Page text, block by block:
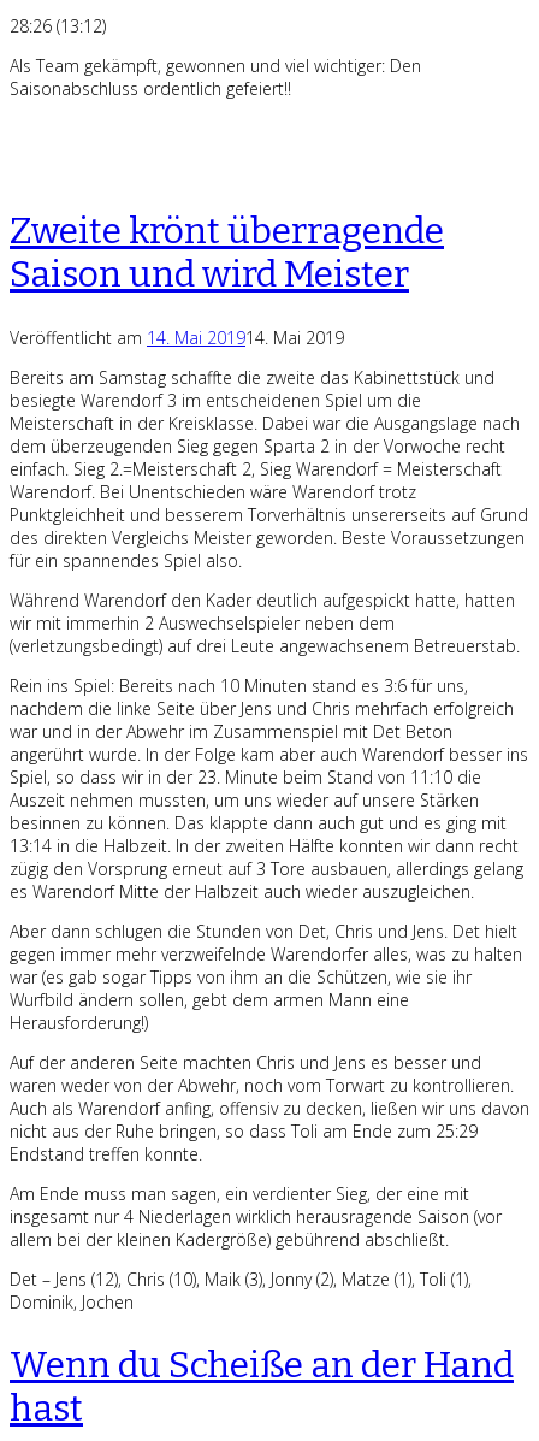
28:26 (13:12)
Als Team gekämpft, gewonnen und viel wichtiger: Den
Saisonabschluss ordentlich gefeiert!!
Zweite krönt überragende
Saison und wird Meister
Veröffentlicht am 14. Mai 201914. Mai 2019
Bereits am Samstag schaffte die zweite das Kabinettstück und
besiegte Warendorf 3 im entscheidenen Spiel um die
Meisterschaft in der Kreisklasse. Dabei war die Ausgangslage nach
dem überzeugenden Sieg gegen Sparta 2 in der Vorwoche recht
einfach. Sieg 2.=Meisterschaft 2, Sieg Warendorf = Meisterschaft
Warendorf. Bei Unentschieden wäre Warendorf trotz
Punktgleichheit und besserem Torverhältnis unsererseits auf Grund
des direkten Vergleichs Meister geworden. Beste Voraussetzungen
für ein spannendes Spiel also.
Während Warendorf den Kader deutlich aufgespickt hatte, hatten
wir mit immerhin 2 Auswechselspieler neben dem
(verletzungsbedingt) auf drei Leute angewachsenem Betreuerstab.
Rein ins Spiel: Bereits nach 10 Minuten stand es 3:6 für uns,
nachdem die linke Seite über Jens und Chris mehrfach erfolgreich
war und in der Abwehr im Zusammenspiel mit Det Beton
angerührt wurde. In der Folge kam aber auch Warendorf besser ins
Spiel, so dass wir in der 23. Minute beim Stand von 11:10 die
Auszeit nehmen mussten, um uns wieder auf unsere Stärken
besinnen zu können. Das klappte dann auch gut und es ging mit
13:14 in die Halbzeit. In der zweiten Hälfte konnten wir dann recht
zügig den Vorsprung erneut auf 3 Tore ausbauen, allerdings gelang
es Warendorf Mitte der Halbzeit auch wieder auszugleichen.
Aber dann schlugen die Stunden von Det, Chris und Jens. Det hielt
gegen immer mehr verzweifelnde Warendorfer alles, was zu halten
war (es gab sogar Tipps von ihm an die Schützen, wie sie ihr
Wurfbild ändern sollen, gebt dem armen Mann eine
Herausforderung!)
Auf der anderen Seite machten Chris und Jens es besser und
waren weder von der Abwehr, noch vom Torwart zu kontrollieren.
Auch als Warendorf anfing, offensiv zu decken, ließen wir uns davon
nicht aus der Ruhe bringen, so dass Toli am Ende zum 25:29
Endstand treffen konnte.
Am Ende muss man sagen, ein verdienter Sieg, der eine mit
insgesamt nur 4 Niederlagen wirklich herausragende Saison (vor
allem bei der kleinen Kadergröße) gebührend abschließt.
Det – Jens (12), Chris (10), Maik (3), Jonny (2), Matze (1), Toli (1),
Dominik, Jochen
Wenn du Scheiße an der Hand
hast